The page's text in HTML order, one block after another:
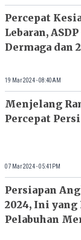
Percepat
Lebaran,
Dermaga dan
19 Mar 2024 - 08:40AM
Menjelang
Percepat
07 Mar 2024 - 05:41PM
Persiapan
2024, Ini yang Dilakukan
Pelabuhan